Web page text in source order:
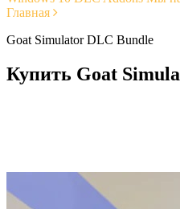
Главная
Goat Simulator DLC Bundle
Купить Goat